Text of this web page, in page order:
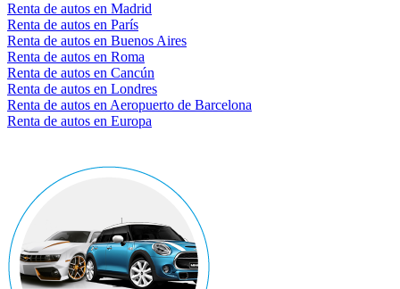
Renta de autos en Madrid
Renta de autos en París
Renta de autos en Buenos Aires
Renta de autos en Roma
Renta de autos en Cancún
Renta de autos en Londres
Renta de autos en Aeropuerto de Barcelona
Renta de autos en Europa